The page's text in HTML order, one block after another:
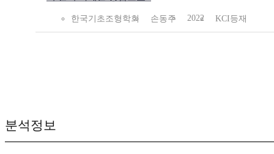
한국기초조형학회 손동주 2022 KCI등재
분석정보